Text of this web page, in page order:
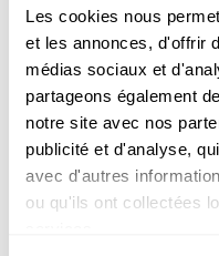
Les cookies nous
et les annonces, d'offrir
médias sociaux et
partageons également
notre site avec nos
publicité et d'analyse,
avec d'autres
ou qu'ils ont collectées
et investit dans une
Ce choix stratégique
végétal en Espagne et
ce segment en pleine
L’élan